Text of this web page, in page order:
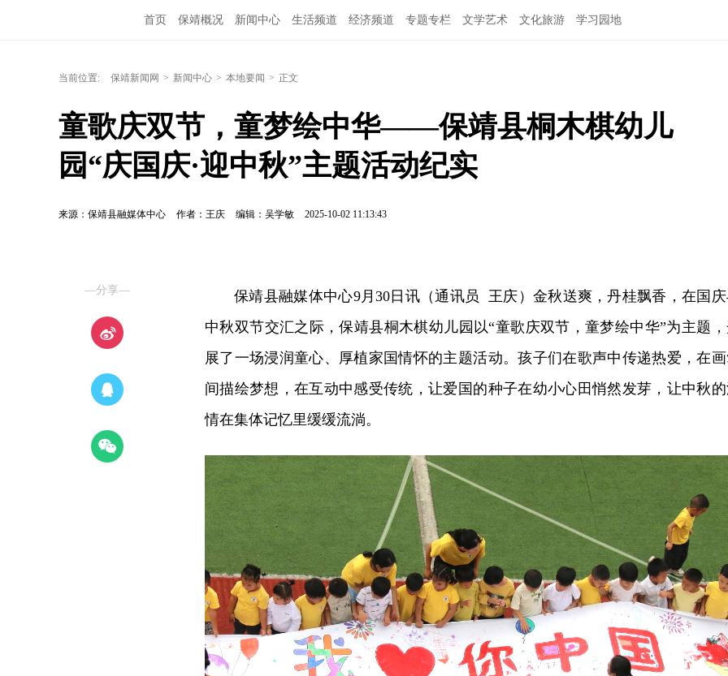
首页 保靖概况 新闻中心 生活频道 经济频道 专题专栏 文学艺术 文化旅游 学习园地
当前位置: 保靖新闻网 > 新闻中心 > 本地要闻 > 正文
童歌庆双节，童梦绘中华——保靖县桐木棋幼儿
园“庆国庆·迎中秋”主题活动纪实
来源：保靖县融媒体中心 作者：王庆 编辑：吴学敏 2025-10-02 11:13:43
—分享— 保靖县融媒体中心9月30日讯 （通讯员 王庆）金秋送爽，丹桂飘香，在国
中秋双节交汇之际，保靖县桐木棋幼儿园以“童歌庆双节，童梦绘中华”为主题
展了一场浸润童心、厚植家国情怀的主题活动。孩子们在歌声中传递热爱，在
间描绘梦想，在互动中感受传统，让爱国的种子在幼小心田悄然发芽，让中秋
情在集体记忆里缓缓流淌。